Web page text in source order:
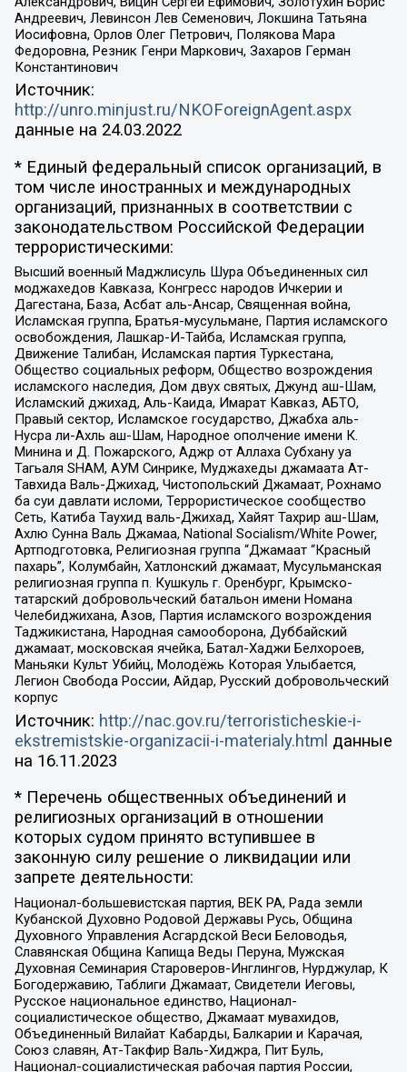
Андреевич, Левинсон Лев Семенович, Локшина Татьяна
Иосифовна, Орлов Олег Петрович, Полякова Мара
Федоровна, Резник Генри Маркович, Захаров Герман
Константинович
Источник:
http://unro.minjust.ru/NKOForeignAgent.aspx
данные на 24.03.2022
* Единый федеральный список организаций, в
том числе иностранных и международных
организаций, признанных в соответствии с
законодательством Российской Федерации
террористическими:
Высший военный Маджлисуль Шура Объединенных сил
моджахедов Кавказа, Конгресс народов Ичкерии и
Дагестана, База, Асбат аль-Ансар, Священная война,
Исламская группа, Братья-мусульмане, Партия исламского
освобождения, Лашкар-И-Тайба, Исламская группа,
Движение Талибан, Исламская партия Туркестана,
Общество социальных реформ, Общество возрождения
исламского наследия, Дом двух святых, Джунд аш-Шам,
Исламский джихад, Аль-Каида, Имарат Кавказ, АБТО,
Правый сектор, Исламское государство, Джабха аль-
Нусра ли-Ахль аш-Шам, Народное ополчение имени К.
Минина и Д. Пожарского, Аджр от Аллаха Субхану уа
Тагьаля SHAM, АУМ Синрике, Муджахеды джамаата Ат-
Тавхида Валь-Джихад, Чистопольский Джамаат, Рохнамо
ба суи давлати исломи, Террористическое сообщество
Сеть, Катиба Таухид валь-Джихад, Хайят Тахрир аш-Шам,
Ахлю Сунна Валь Джамаа, National Socialism/White Power,
Артподготовка, Религиозная группа “Джамаат “Красный
пахарь”, Колумбайн, Хатлонский джамаат, Мусульманская
религиозная группа п. Кушкуль г. Оренбург, Крымско-
татарский добровольческий батальон имени Номана
Челебиджихана, Азов, Партия исламского возрождения
Таджикистана, Народная самооборона, Дуббайский
джамаат, московская ячейка, Батал-Хаджи Белхороев,
Маньяки Культ Убийц, Молодёжь Которая Улыбается,
Легион Свобода России, Айдар, Русский добровольческий
корпус
Источник: http://nac.gov.ru/terroristicheskie-i-
ekstremistskie-organizacii-i-materialy.html данные
на 16.11.2023
* Перечень общественных объединений и
религиозных организаций в отношении
которых судом принято вступившее в
законную силу решение о ликвидации или
запрете деятельности:
Национал-большевистская партия, ВЕК РА, Рада земли
Кубанской Духовно Родовой Державы Русь, Община
Духовного Управления Асгардской Веси Беловодья,
Славянская Община Капища Веды Перуна, Мужская
Духовная Семинария Староверов-Инглингов, Нурджулар, К
Богодержавию, Таблиги Джамаат, Свидетели Иеговы,
Русское национальное единство, Национал-
социалистическое общество, Джамаат мувахидов,
Объединенный Вилайат Кабарды, Балкарии и Карачая,
Союз славян, Ат-Такфир Валь-Хиджра, Пит Буль,
Национал-социалистическая рабочая партия России,